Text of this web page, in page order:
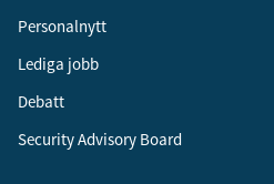
Personalnytt
Lediga jobb
Debatt
Security Advisory Board